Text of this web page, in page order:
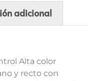
adicional
Alta color
y recto con